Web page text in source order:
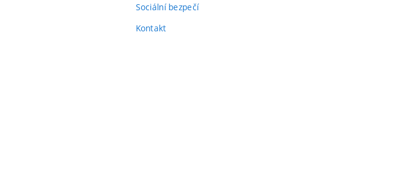
Sociální bezpečí
Kontakt